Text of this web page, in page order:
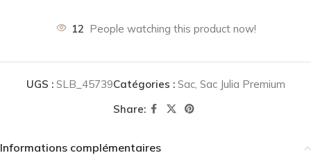
12 People watching this product now!
UGS : SLB_45739Catégories : Sac, Sac Julia Premium
Share:
Informations complémentaires